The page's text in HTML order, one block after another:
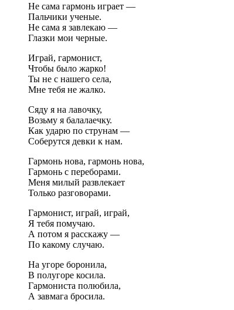
Не сама гармонь играет —
Пальчики ученые.
Не сама я завлекаю —
Глазки мои черные.
Играй, гармонист,
Чтобы было жарко!
Ты не с нашего села,
Мне тебя не жалко.
Сяду я на лавочку,
Возьму я балалаечку.
Как ударю по струнам —
Соберутся девки к нам.
Гармонь нова, гармонь нова,
Гармонь с переборами.
Меня милый развлекает
Только разговорами.
Гармонист, играй, играй,
Я тебя помучаю.
А потом я расскажу —
По какому случаю.
На угоре боронила,
В полугоре косила.
Гармониста полюбила,
А завмага бросила.